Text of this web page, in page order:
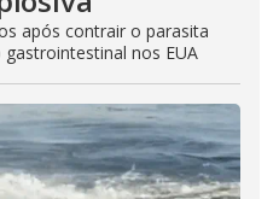
após contrair o parasita
nos EUA